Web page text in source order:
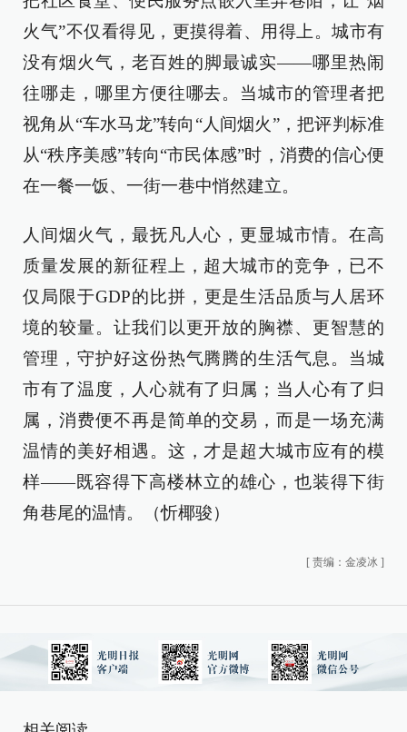
火气”不仅看得见，更摸得着、用得上。城市有
没有烟火气，老百姓的脚最诚实——哪里热闹
往哪走，哪里方便往哪去。当城市的管理者把
视角从“车水马龙”转向“人间烟火”，把评判标准
从“秩序美感”转向“市民体感”时，消费的信心便
在一餐一饭、一街一巷中悄然建立。
人间烟火气，最抚凡人心，更显城市情。在高
质量发展的新征程上，超大城市的竞争，已不
仅局限于GDP的比拼，更是生活品质与人居环
境的较量。让我们以更开放的胸襟、更智慧的
管理，守护好这份热气腾腾的生活气息。当城
市有了温度，人心就有了归属；当人心有了归
属，消费便不再是简单的交易，而是一场充满
温情的美好相遇。这，才是超大城市应有的模
样——既容得下高楼林立的雄心，也装得下街
角巷尾的温情。（忻椰骏）
[ 责编：金凌冰 ]